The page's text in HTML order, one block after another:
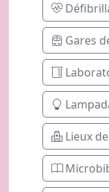
Gares
Lieux